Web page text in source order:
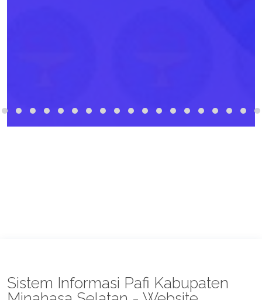
Sistem Informasi Pafi Kabupaten